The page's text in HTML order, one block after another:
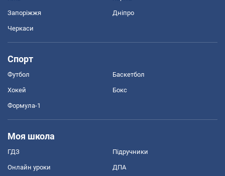
Запоріжжя Дніпро
Черкаси
Спорт
Футбол Баскетбол
Хокей Бокс
Формула-1
Моя школа
ГДЗ Підручники
Онлайн уроки ДПА